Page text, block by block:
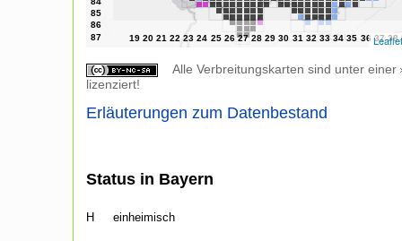
Leaflet
Alle Verbreitungskarten sind unter einer
lizenziert!
Erläuterungen zum Datenbestand
Status in Bayern
H einheimisch